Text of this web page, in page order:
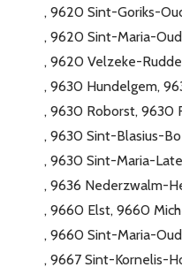
9620 Sint-Goriks-
9620 Sint-Maria-
9620 Velzeke-
9630 Hundelgem
9630 Roborst 9630
9630 Sint-Blasius-
9630 Sint-Maria-
9636 Nederzwalm-
9660 Elst 9660
9660 Sint-Maria-
9667 Sint-Kornelis-